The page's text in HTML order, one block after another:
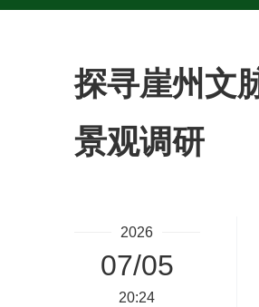
探寻崖州文
景观调研
2026
07/05
20:24